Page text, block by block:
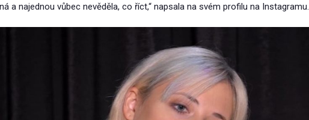
a najednou vůbec nevěděla, co říct,“ napsala na svém profilu na Instagramu.